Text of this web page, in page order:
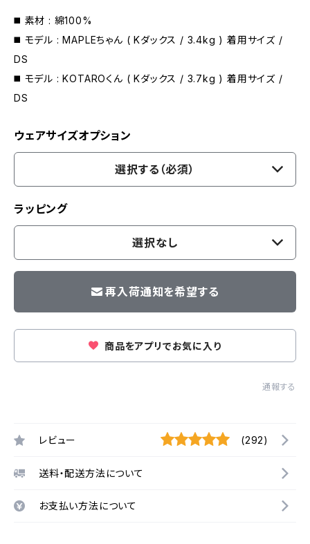
◼️ 素材 : 綿100%
◼️ モデル : MAPLEちゃん ( Kダックス / 3.4kg ) 着用サイズ /
DS
◼️ モデル : KOTAROくん ( Kダックス / 3.7kg ) 着用サイズ /
DS
ウェアサイズオプション
選択する（必須）
ラッピング
選択なし
再入荷通知を希望する
商品をアプリでお気に入り
通報する
レビュー (292)
送料・配送方法について
お支払い方法について